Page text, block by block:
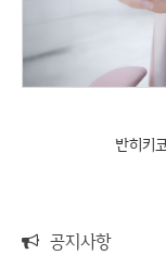
반히키
공지사항